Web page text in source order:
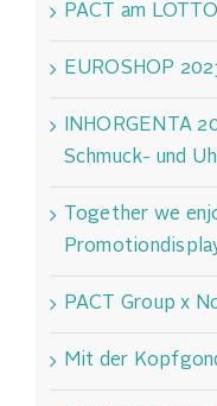
PACT am
EUROSHOP
INHORGENTA
Schmuck- und
Together we
PACT Group x
Mit der